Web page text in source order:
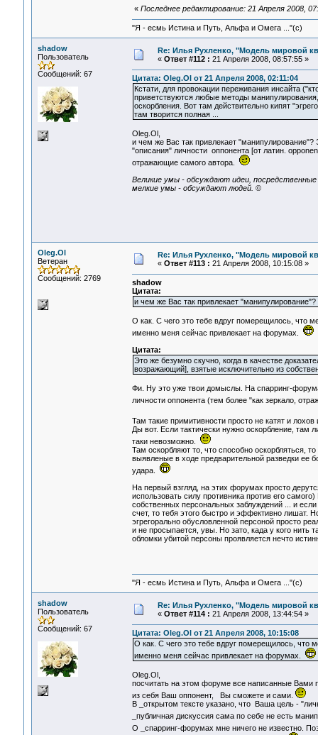
« Последнее редактирование: 21 Апреля 2008,
"Я - есмь Истина и Путь, Альфа и Омега ..."(с)
shadow
Пользователь
Сообщений: 67
Re: Илья Рухленко, "Модель мировой
« Ответ #112 : 21 Апреля 2008, 08:57:55 »
Цитата: Oleg.Ol от 21 Апреля 2008, 02:11:04
Кстати, для провокации переживания инсайта
приветствуются любые методы
оскорбления. Вот там действительно кипят
там творится полная ...
Oleg.Ol,
и чем же Вас так привлекает "манипулирование"?
"описания" личности оппонента [от латин.
отражающие самого автора.
Великие умы - обсуждают идеи,
мелкие умы - обсуждают людей. ©
Oleg.Ol
Ветеран
Сообщений: 2769
Re: Илья Рухленко, "Модель мировой
« Ответ #113 : 21 Апреля 2008, 10:15:08 »
shadow
Цитата:
и чем же Вас так привлекает "манипулирование"?
О как. С чего это тебе вдруг померещилось, что
именно меня сейчас привлекает на форумах.
Цитата:
Это же безумно скучно, когда в качестве
возражающий], взятые исключительно из
Фи. Ну это уже твои домыслы. На спарринг-
личности оппонента (тем более "как зеркало,
Там такие примитивности просто не катят и
Ды вот. Если тактически нужно оскорбление, там
таки невозможно.
Там оскорбляют то, что способно оскорбляться,
выявленые в ходе предварительной разведки ее
удара.
На первый взгляд, на этих форумах просто
использовать силу противника против его
собственных персональных заблуждений ... и
счет, то тебя этого быстро и эффективно лишат.
эгрегорально обусловленной персоной просто
и не просыпается, увы. Но зато, када у кого нить
обломки убитой персоны проявляется нечто
"Я - есмь Истина и Путь, Альфа и Омега ..."(с)
shadow
Пользователь
Сообщений: 67
Re: Илья Рухленко, "Модель мировой
« Ответ #114 : 21 Апреля 2008, 13:44:54 »
Цитата: Oleg.Ol от 21 Апреля 2008, 10:15:08
О как. С чего это тебе вдруг померещилось, что
именно меня сейчас привлекает на форумах.
Oleg.Ol,
посчитать на этом форуме все написанные Вами
из себя Ваш оппонент, Вы сможете и сами.
В _открытом тексте указано, что Ваша цель -
_публичная дискуссия сама по себе не есть
О _спарринг-форумах мне ничего не известно.